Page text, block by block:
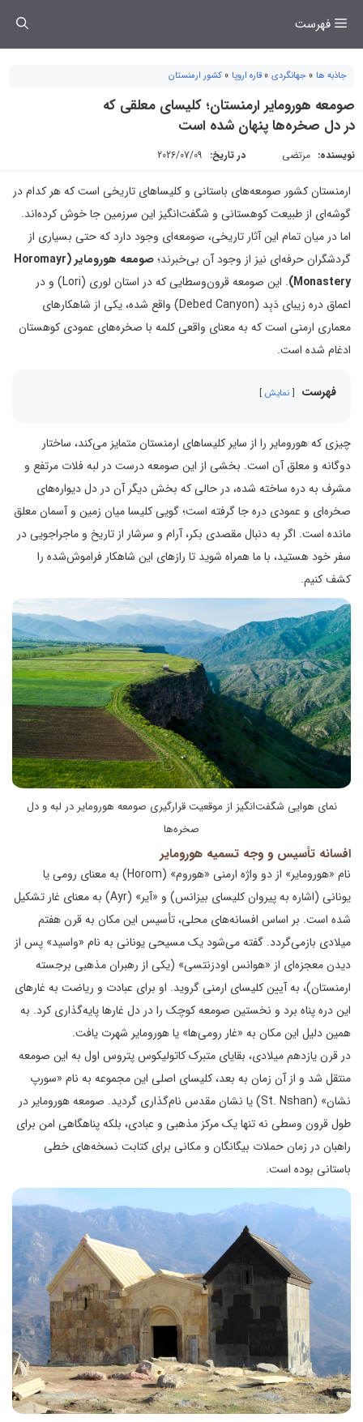
فهرست
جاذبه ها » جهانگردی » قاره اروپا » کشور ارمنستان
صومعه هورومایر ارمنستان؛ کلیسای معلقی که
در دل صخره‌ها پنهان شده است
نویسنده: مرتضی در تاریخ: 2026/07/09
ارمنستان کشور صومعه‌های باستانی و کلیساهای تاریخی است که هر کدام در
گوشه‌ای از طبیعت کوهستانی و شگفت‌انگیز این سرزمین جا خوش کرده‌اند.
اما در میان تمام این آثار تاریخی، صومعه‌ای وجود دارد که حتی بسیاری از
گردشگران حرفه‌ای نیز از وجود آن بی‌خبرند؛
صومعه هورومایر (Horomayr
Monastery)
. این صومعه قرون‌وسطایی که در استان لوری (Lori) و در
اعماق دره زیبای دَبِد (Debed Canyon) واقع شده، یکی از شاهکارهای
معماری ارمنی است که به معنای واقعی کلمه با صخره‌های عمودی کوهستان
ادغام شده است.
فهرست نمایش
چیزی که هورومایر را از سایر کلیساهای ارمنستان متمایز می‌کند، ساختار
دوگانه و معلق آن است. بخشی از این صومعه درست در لبه فلات مرتفع و
مشرف به دره ساخته شده، در حالی که بخش دیگر آن در دل دیواره‌های
صخره‌ای و عمودی دره جا گرفته است؛ گویی کلیسا میان زمین و آسمان معلق
مانده است. اگر به دنبال مقصدی بکر، آرام و سرشار از تاریخ و ماجراجویی در
سفر خود هستید، با ما همراه شوید تا رازهای این شاهکار فراموش‌شده را
کشف کنیم.
نمای هوایی شگفت‌انگیز از موقعیت قرارگیری صومعه هورومایر در لبه و دل
صخره‌ها
افسانه تأسیس و وجه تسمیه هورومایر
نام «هورومایر» از دو واژه ارمنی «هوروم» (Horom) به معنای رومی یا
یونانی (اشاره به پیروان کلیسای بیزانس) و «آیر» (Ayr) به معنای غار تشکیل
شده است. بر اساس افسانه‌های محلی، تأسیس این مکان به قرن هفتم
میلادی بازمی‌گردد. گفته می‌شود یک مسیحی یونانی به نام «واسید» پس از
دیدن معجزه‌ای از «هوانس اودزنتسی» (یکی از رهبران مذهبی برجسته
ارمنستان)، به آیین کلیسای ارمنی گروید. او برای عبادت و ریاضت به غارهای
این دره پناه برد و نخستین صومعه کوچک را در دل غارها پایه‌گذاری کرد. به
همین دلیل این مکان به «غار رومی‌ها» یا هورومایر شهرت یافت.
در قرن یازدهم میلادی، بقایای متبرک کاتولیکوس پتروس اول به این صومعه
منتقل شد و از آن زمان به بعد، کلیسای اصلی این مجموعه به نام «سورپ
نشان» (St. Nshan) یا نشان مقدس نام‌گذاری گردید. صومعه هورومایر در
طول قرون وسطی نه تنها یک مرکز مذهبی و عبادی، بلکه پناهگاهی امن برای
راهبان در زمان حملات بیگانگان و مکانی برای کتابت نسخه‌های خطی
باستانی بوده است.